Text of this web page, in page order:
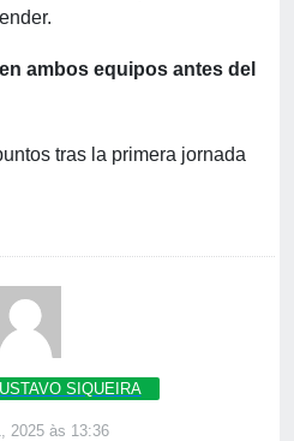
ambos equipos antes del
tras la primera jornada
SIQUEIRA
2025 às 13:36